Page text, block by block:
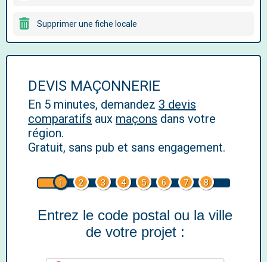
Supprimer une fiche locale
DEVIS MAÇONNERIE
En 5 minutes, demandez 3 devis
comparatifs aux maçons dans votre
région.
Gratuit, sans pub et sans engagement.
1 2 3 4 5 6 7 8
Entrez le code postal ou la ville
de votre projet :